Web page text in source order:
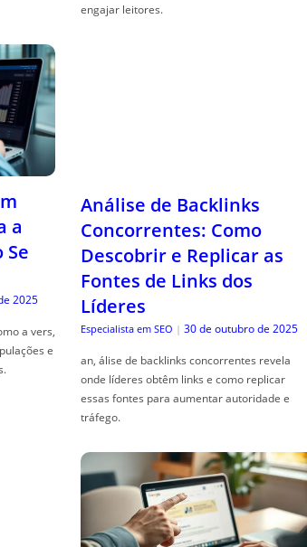
engajar leitores.
a
Se
2025
a vers,
e
Análise de Backlinks
Concorrentes: Como
Descobrir e Replicar as
Fontes de Links dos
Líderes
Especialista em SEO | 30 de outubro de 2025
an, álise de backlinks concorrentes revela
onde líderes obtêm links e como replicar
essas fontes para aumentar autoridade e
tráfego.